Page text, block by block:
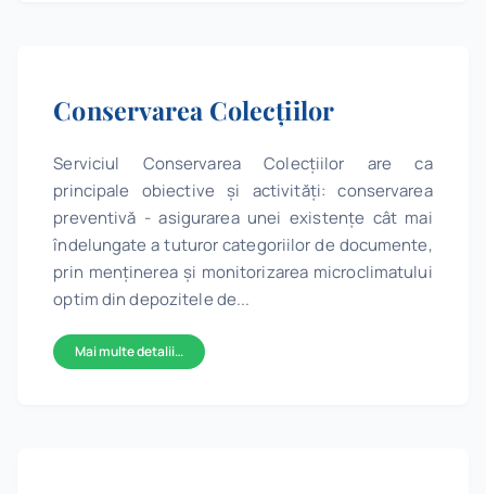
Conservarea Colecțiilor
Serviciul Conservarea Colecțiilor are ca
principale obiective și activități: conservarea
preventivă - asigurarea unei existenţe cât mai
îndelungate a tuturor categoriilor de documente,
prin menţinerea și monitorizarea microclimatului
optim din depozitele de...
Mai multe detalii…